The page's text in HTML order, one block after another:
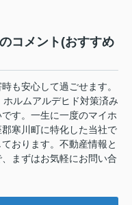
メント(おすすめ
も安心して過ごせます。
ルムアルデヒド対策済み
す。一生に一度のマイホ
寒川町に特化した当社で
おります。不動産情報と
まずはお気軽にお問い合